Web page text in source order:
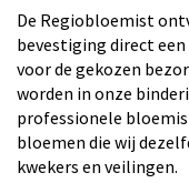
De Regiobloemist
bevestiging direct
voor de gekozen
worden in onze
professionele
bloemen die wij
kwekers en veilingen.